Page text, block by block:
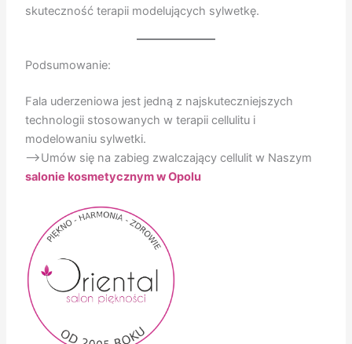
skuteczność terapii modelujących sylwetkę.
Podsumowanie:
Fala uderzeniowa jest jedną z najskuteczniejszych
technologii stosowanych w terapii cellulitu i
modelowaniu sylwetki.
–>Umów się na zabieg zwalczający cellulit w Naszym
salonie kosmetycznym w Opolu